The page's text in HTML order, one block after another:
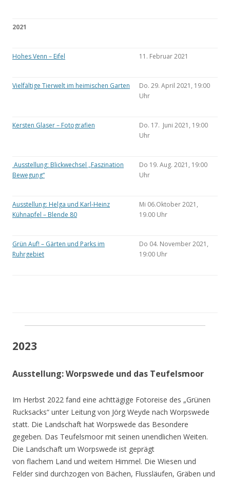
2021
Hohes Venn – Eifel 11. Februar 2021
Vielfältige Tierwelt im heimischen Garten
Do. 29. April 2021, 19:00
Uhr
Kersten Glaser – Fotografien
Do. 17. Juni 2021, 19:00
Uhr
Ausstellung: Blickwechsel „Faszination
Bewegung“
Do 19. Aug. 2021, 19:00
Uhr
Ausstellung: Helga und Karl-Heinz
Kühnapfel – Blende 80
Mi 06.Oktober 2021,
19.00 Uhr
Grün Auf! – Gärten und Parks im
Ruhrgebiet
Do 04. November 2021,
19:00 Uhr
2023
Ausstellung: Worpswede und das Teufelsmoor
Im Herbst 2022 fand eine achttägige Fotoreise des „Grünen
Rucksacks“ unter Leitung von Jörg Weyde nach Worpswede
statt. Die Landschaft hat Worpswede das Besondere
gegeben. Das Teufelsmoor mit seinen unendlichen Weiten.
Die Landschaft um Worpswede ist geprägt
von flachem Land und weitem Himmel. Die Wiesen und
Felder sind durchzogen von Bächen, Flussläufen, Gräben und